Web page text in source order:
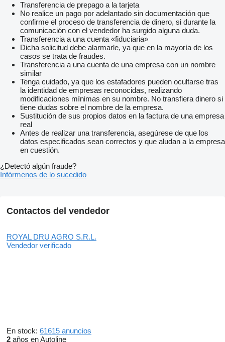
Transferencia de prepago a la tarjeta
No realice un pago por adelantado sin documentación que
confirme el proceso de transferencia de dinero, si durante la
comunicación con el vendedor ha surgido alguna duda.
Transferencia a una cuenta «fiduciaria»
Dicha solicitud debe alarmarle, ya que en la mayoría de los
casos se trata de fraudes.
Transferencia a una cuenta de una empresa con un nombre
similar
Tenga cuidado, ya que los estafadores pueden ocultarse tras
la identidad de empresas reconocidas, realizando
modificaciones mínimas en su nombre. No transfiera dinero si
tiene dudas sobre el nombre de la empresa.
Sustitución de sus propios datos en la factura de una empresa
real
Antes de realizar una transferencia, asegúrese de que los
datos especificados sean correctos y que aludan a la empresa
en cuestión.
¿Detectó algún fraude?
Infórmenos de lo sucedido
Contactos del vendedor
ROYAL DRU AGRO S.R.L.
Vendedor verificado
En stock: 61615 anuncios
2 años en Autoline